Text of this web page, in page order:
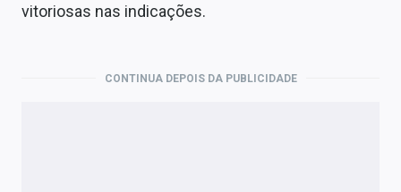
vitoriosas nas indicações.
CONTINUA DEPOIS DA PUBLICIDADE